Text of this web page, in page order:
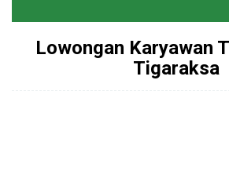
Lowongan Karyawan
Tigaraksa